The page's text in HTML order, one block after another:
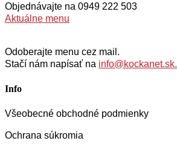
Objednávajte na 0949 222 503
Aktuálne menu
Odoberajte menu cez mail.
Stačí nám napísať na info@kockanet.sk.
Info
Všeobecné obchodné podmienky
Ochrana súkromia